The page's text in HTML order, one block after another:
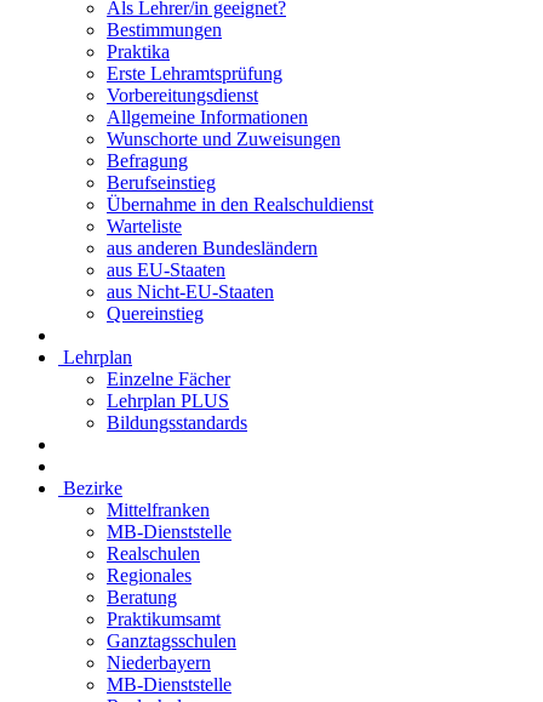
Als Lehrer/in geeignet?
Bestimmungen
Praktika
Erste Lehramtsprüfung
Vorbereitungsdienst
Allgemeine Informationen
Wunschorte und Zuweisungen
Befragung
Berufseinstieg
Übernahme in den Realschuldienst
Warteliste
aus anderen Bundesländern
aus EU-Staaten
aus Nicht-EU-Staaten
Quereinstieg
Lehrplan
Einzelne Fächer
Lehrplan PLUS
Bildungsstandards
Bezirke
Mittelfranken
MB-Dienststelle
Realschulen
Regionales
Beratung
Praktikumsamt
Ganztagsschulen
Niederbayern
MB-Dienststelle